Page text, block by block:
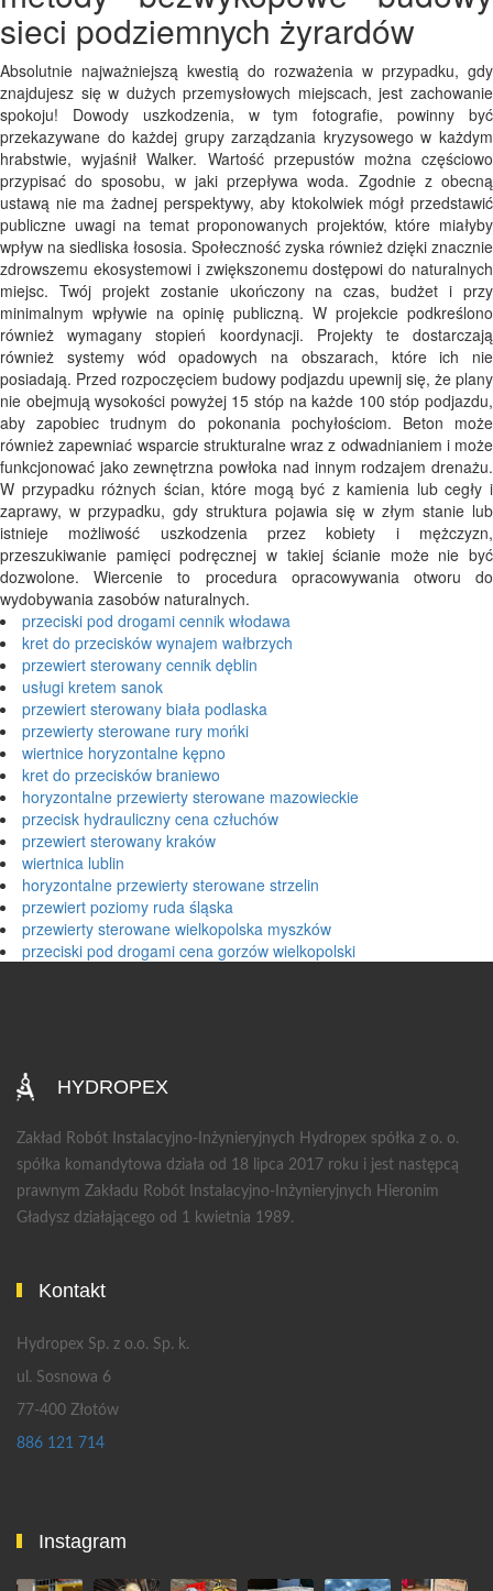
sieci podziemnych żyrardów
Absolutnie najważniejszą kwestią do rozważenia w przypadku, gdy
znajdujesz się w dużych przemysłowych miejscach, jest zachowanie
spokoju! Dowody uszkodzenia, w tym fotografie, powinny być
przekazywane do każdej grupy zarządzania kryzysowego w każdym
hrabstwie, wyjaśnił Walker. Wartość przepustów można częściowo
przypisać do sposobu, w jaki przepływa woda. Zgodnie z obecną
ustawą nie ma żadnej perspektywy, aby ktokolwiek mógł przedstawić
publiczne uwagi na temat proponowanych projektów, które miałyby
wpływ na siedliska łososia. Społeczność zyska również dzięki znacznie
zdrowszemu ekosystemowi i zwiększonemu dostępowi do naturalnych
miejsc. Twój projekt zostanie ukończony na czas, budżet i przy
minimalnym wpływie na opinię publiczną. W projekcie podkreślono
również wymagany stopień koordynacji. Projekty te dostarczają
również systemy wód opadowych na obszarach, które ich nie
posiadają. Przed rozpoczęciem budowy podjazdu upewnij się, że plany
nie obejmują wysokości powyżej 15 stóp na każde 100 stóp podjazdu,
aby zapobiec trudnym do pokonania pochyłościom. Beton może
również zapewniać wsparcie strukturalne wraz z odwadnianiem i może
funkcjonować jako zewnętrzna powłoka nad innym rodzajem drenażu.
W przypadku różnych ścian, które mogą być z kamienia lub cegły i
zaprawy, w przypadku, gdy struktura pojawia się w złym stanie lub
istnieje możliwość uszkodzenia przez kobiety i mężczyzn,
przeszukiwanie pamięci podręcznej w takiej ścianie może nie być
dozwolone. Wiercenie to procedura opracowywania otworu do
wydobywania zasobów naturalnych.
przeciski pod drogami cennik włodawa
kret do przecisków wynajem wałbrzych
przewiert sterowany cennik dęblin
usługi kretem sanok
przewiert sterowany biała podlaska
przewierty sterowane rury mońki
wiertnice horyzontalne kępno
kret do przecisków braniewo
horyzontalne przewierty sterowane mazowieckie
przecisk hydrauliczny cena człuchów
przewiert sterowany kraków
wiertnica lublin
horyzontalne przewierty sterowane strzelin
przewiert poziomy ruda śląska
przewierty sterowane wielkopolska myszków
przeciski pod drogami cena gorzów wielkopolski
HYDROPEX
Zakład Robót Instalacyjno-Inżynieryjnych Hydropex spółka z o. o.
spółka komandytowa działa od 18 lipca 2017 roku i jest następcą
prawnym Zakładu Robót Instalacyjno-Inżynieryjnych Hieronim
Gładysz działającego od 1 kwietnia 1989.
Kontakt
Hydropex Sp. z o.o. Sp. k.
ul. Sosnowa 6
77-400 Złotów
886 121 714
Instagram